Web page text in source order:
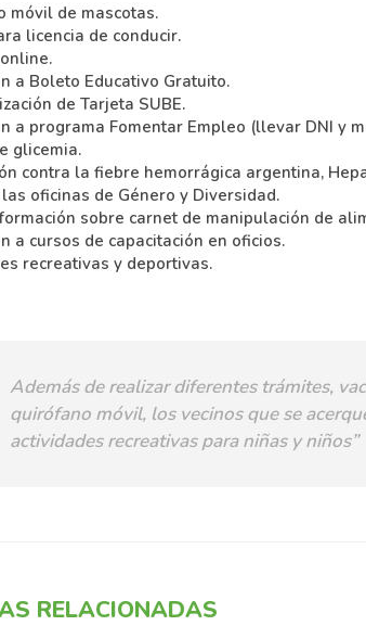
móvil de mascotas.
licencia de conducir.
a Boleto Educativo Gratuito.
de Tarjeta SUBE.
a programa Fomentar Empleo (llevar DNI y
glicemia.
contra la fiebre hemorrágica argentina,
las oficinas de Género y Diversidad.
sobre carnet de manipulación de
a cursos de capacitación en oficios.
recreativas y deportivas.
Además de realizar diferentes trámites,
quirófano móvil, los vecinos que se
actividades recreativas para niñas y niños”
RELACIONADAS